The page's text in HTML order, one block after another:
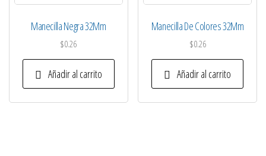
Manecilla Negra 32Mm
$0.26
Añadir al carrito
Manecilla De Colores 32Mm
$0.26
Añadir al carrito